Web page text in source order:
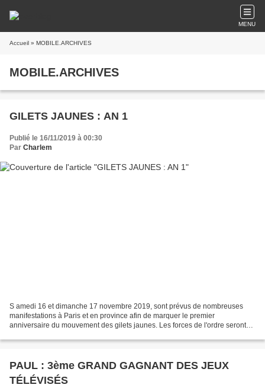
MENU
Accueil » MOBILE.ARCHIVES
MOBILE.ARCHIVES
GILETS JAUNES : AN 1
Publié le 16/11/2019 à 00:30
Par Charlem
S amedi 16 et dimanche 17 novembre 2019, sont prévus de nombreuses
manifestations à Paris et en province afin de marquer le premier
anniversaire du mouvement des gilets jaunes. Les forces de l'ordre seront
PAUL : 3ème GRAND GAGNANT DES JEUX
TÉLÉVISÉS